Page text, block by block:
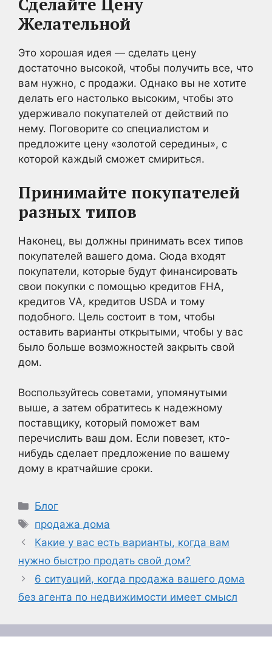
Желательной
Это хорошая идея — сделать цену
достаточно высокой, чтобы получить все, что
вам нужно, с продажи. Однако вы не хотите
делать его настолько высоким, чтобы это
удерживало покупателей от действий по
нему. Поговорите со специалистом и
предложите цену «золотой середины», с
которой каждый сможет смириться.
Принимайте покупателей
разных типов
Наконец, вы должны принимать всех типов
покупателей вашего дома. Сюда входят
покупатели, которые будут финансировать
свои покупки с помощью кредитов FHA,
кредитов VA, кредитов USDA и тому
подобного. Цель состоит в том, чтобы
оставить варианты открытыми, чтобы у вас
было больше возможностей закрыть свой
дом.
Воспользуйтесь советами, упомянутыми
выше, а затем обратитесь к надежному
поставщику, который поможет вам
перечислить ваш дом. Если повезет, кто-
нибудь сделает предложение по вашему
дому в кратчайшие сроки.
Рубрики
Блог
Метки
продажа дома
Какие у вас есть варианты, когда вам
нужно быстро продать свой дом?
6 ситуаций, когда продажа вашего дома
без агента по недвижимости имеет смысл